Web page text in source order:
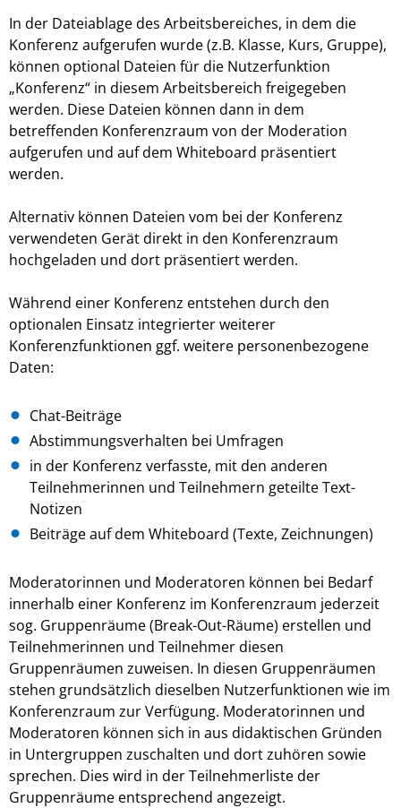
In der Dateiablage des Arbeitsbereiches, in dem die
Konferenz aufgerufen wurde (z.B. Klasse, Kurs, Gruppe),
können optional Dateien für die Nutzerfunktion
„Konferenz“ in diesem Arbeitsbereich freigegeben
werden. Diese Dateien können dann in dem
betreffenden Konferenzraum von der Moderation
aufgerufen und auf dem Whiteboard präsentiert
werden.
Alternativ können Dateien vom bei der Konferenz
verwendeten Gerät direkt in den Konferenzraum
hochgeladen und dort präsentiert werden.
Während einer Konferenz entstehen durch den
optionalen Einsatz integrierter weiterer
Konferenzfunktionen ggf. weitere personenbezogene
Daten:
Chat-Beiträge
Abstimmungsverhalten bei Umfragen
in der Konferenz verfasste, mit den anderen
Teilnehmerinnen und Teilnehmern geteilte Text-
Notizen
Beiträge auf dem Whiteboard (Texte, Zeichnungen)
Moderatorinnen und Moderatoren können bei Bedarf
innerhalb einer Konferenz im Konferenzraum jederzeit
sog. Gruppenräume (Break-Out-Räume) erstellen und
Teilnehmerinnen und Teilnehmer diesen
Gruppenräumen zuweisen. In diesen Gruppenräumen
stehen grundsätzlich dieselben Nutzerfunktionen wie im
Konferenzraum zur Verfügung. Moderatorinnen und
Moderatoren können sich in aus didaktischen Gründen
in Untergruppen zuschalten und dort zuhören sowie
sprechen. Dies wird in der Teilnehmerliste der
Gruppenräume entsprechend angezeigt.